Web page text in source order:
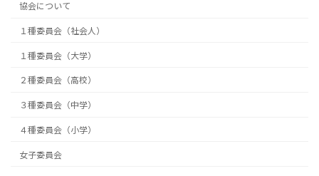
協会について
１種委員会（社会人）
１種委員会（大学）
２種委員会（高校）
３種委員会（中学）
４種委員会（小学）
女子委員会